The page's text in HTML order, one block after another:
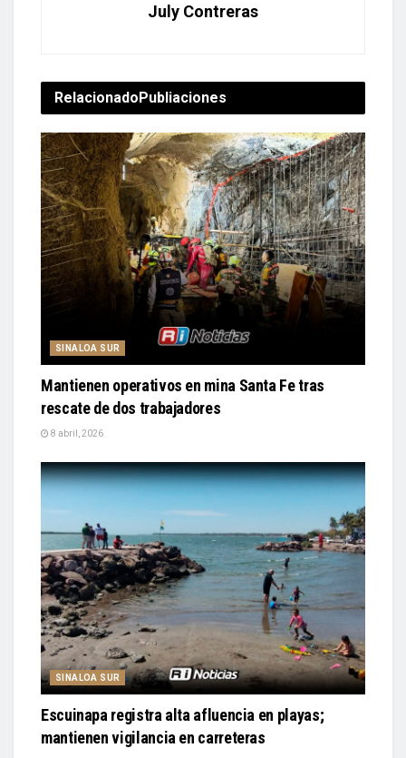
July Contreras
RelacionadoPubliaciones
SINALOA SUR
Mantienen operativos en mina Santa Fe tras
rescate de dos trabajadores
8 abril, 2026
SINALOA SUR
Escuinapa registra alta afluencia en playas;
mantienen vigilancia en carreteras